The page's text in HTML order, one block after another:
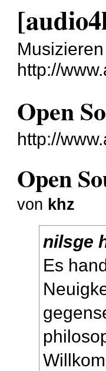
http://
Open
http://
Open
von khz
nilsge
Es